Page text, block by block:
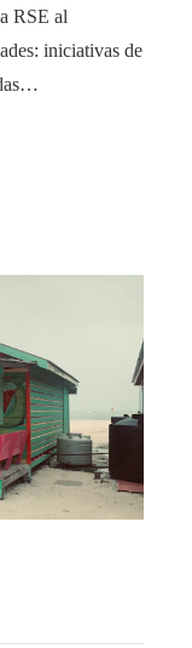
RSE al
iniciativas de